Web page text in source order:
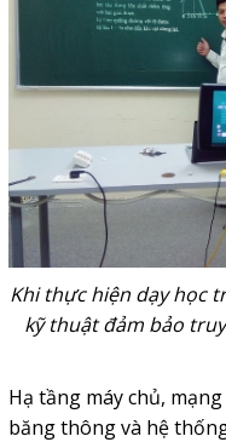
Khi thực hiện dạy học
kỹ thuật đảm bảo
Hạ tầng máy chủ,
băng thông và hệ